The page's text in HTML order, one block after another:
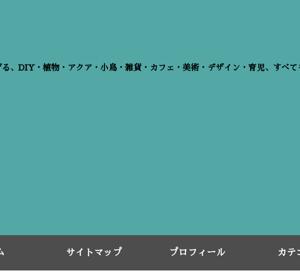
る、DIY・植物・アクア・小鳥・雑貨・カフェ・美術・デザイン・育児、すべて
サイトマップ プロフィール カテ